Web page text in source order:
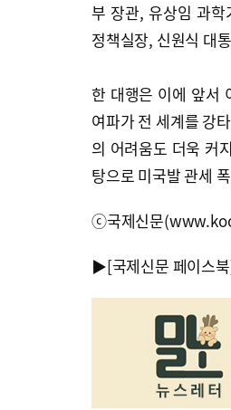
부 장관, 유상임 과학
정책실장, 신원식 대
한 대행은 이에 앞서
여파가 전 세계를 강
의 어려움도 더욱 커
탕으로 미국발 관세
ⓒ국제신문
▶[국제신문 페이스